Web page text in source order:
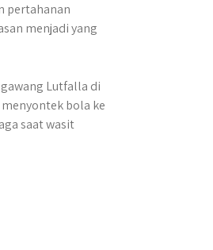
pertahanan
menjadi yang
Lutfalla di
bola ke
saat wasit